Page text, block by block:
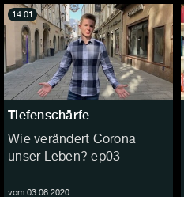
Tiefenschärfe
Wie verändert Corona
unser Leben? ep03
vom 03.06.2020
14:01